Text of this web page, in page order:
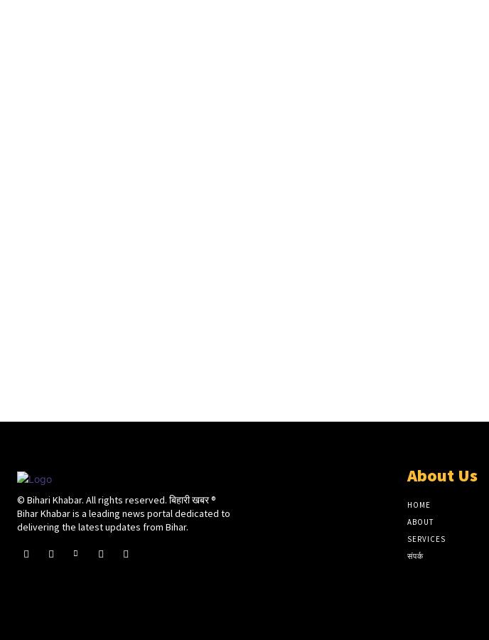
© Bihari Khabar. All rights reserved. बिहारी खबर ®​
Bihar Khabar is a leading news portal dedicated to
delivering the latest updates from Bihar.
About Us
HOME
ABOUT
SERVICES
संपर्क